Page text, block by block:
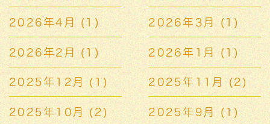
2026年4月 (1) 2026年3月 (1)
2026年2月 (1) 2026年1月 (1)
2025年12月 (1) 2025年11月 (2)
2025年10月 (2) 2025年9月 (1)